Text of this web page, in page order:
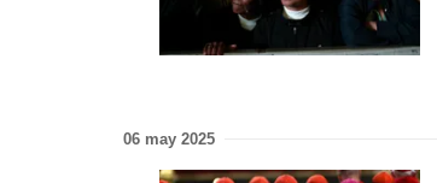
06 may 2025